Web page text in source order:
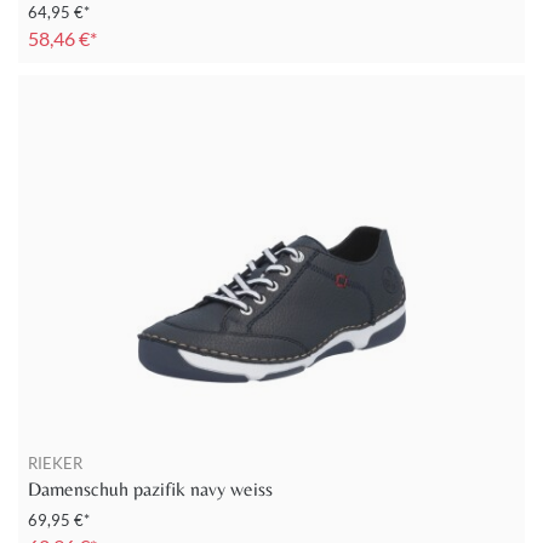
64,95 €*
58,46 €*
RIEKER
Damenschuh pazifik navy weiss
69,95 €*